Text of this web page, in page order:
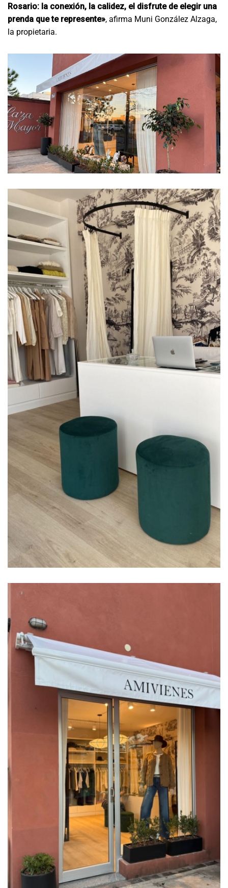
Rosario: la conexión, la calidez, el disfrute de elegir una
prenda que te represente», afirma Muni González Alzaga,
la propietaria.